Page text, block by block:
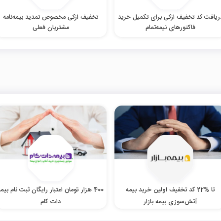
کد تخفیف ازکی برای تکمیل خرید
فاکتورهای نیمه‌تمام
تخفیف ازکی مخصوص تمدید بیمه‌نامه
مشتریان فعلی
تا %22 کد تخفیف اولین خرید بیمه
آتش‌سوزی بیمه بازار
400 هزار تومان اعتبار رایگان ثبت نام
دات کام